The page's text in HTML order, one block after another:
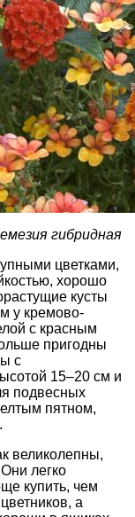
гибридная
цветками,
хорошо
кусты
у кремово-
с красным
пригодны
с
15–20 см и
подвесных
пятном,
великолепны,
легко
купить, чем
а